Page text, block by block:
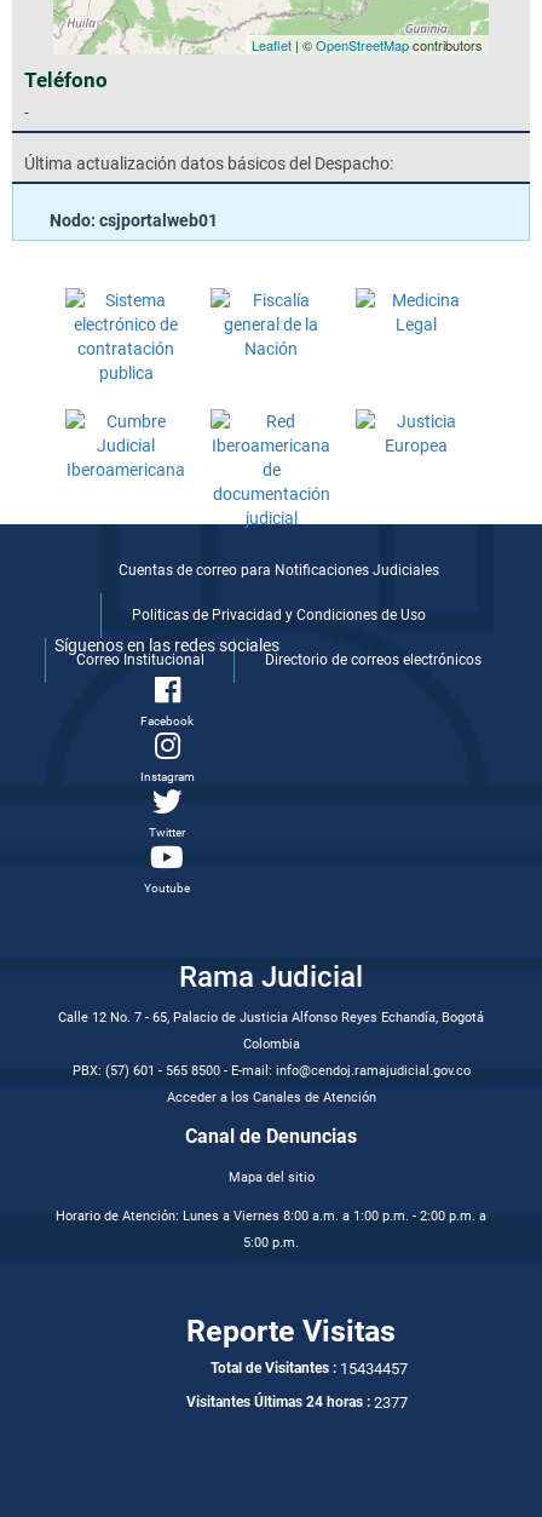
Leaflet| ©OpenStreetMapcontributors
Teléfono
-
Última actualización datos básicos del Despacho:
Nodo: csjportalweb01
Cuentas de correo para Notificaciones Judiciales
Politicas de Privacidad y Condiciones de Uso
Correo Institucional Directorio de correos electrónicos
Síguenos en las redes sociales
Facebook
Instagram
Twitter
Youtube
Rama Judicial
Calle 12 No. 7 - 65, Palacio de Justicia Alfonso Reyes Echandía, Bogotá
Colombia
PBX: (57) 601 - 565 8500 - E-mail: info@cendoj.ramajudicial.gov.co
Acceder a los Canales de Atención
Canal de Denuncias
Mapa del sitio
Horario de Atención: Lunes a Viernes 8:00 a.m. a 1:00 p.m. - 2:00 p.m. a
5:00 p.m.
Reporte Visitas
Total de Visitantes : 15434457
Visitantes Últimas 24 horas : 2377